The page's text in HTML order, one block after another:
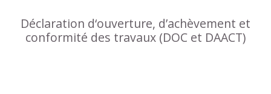
Déclaration d‘ouverture, d’achèvement et
conformité des travaux (DOC et DAACT)